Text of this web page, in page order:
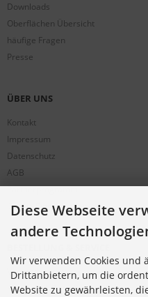
Downloads
Oberflächen Übersicht
häufige Fragen
Presse
ÜBER UNS
Kontakt
Impressum
Datenschutz
AGB
Partnerprogramm
Cookie Einstellungen
Versandkosten
Alternative Bestellwege
Diese Webseite
andere
Wir verwenden Cookies und
Drittanbietern, um die
Website zu gewährleisten,